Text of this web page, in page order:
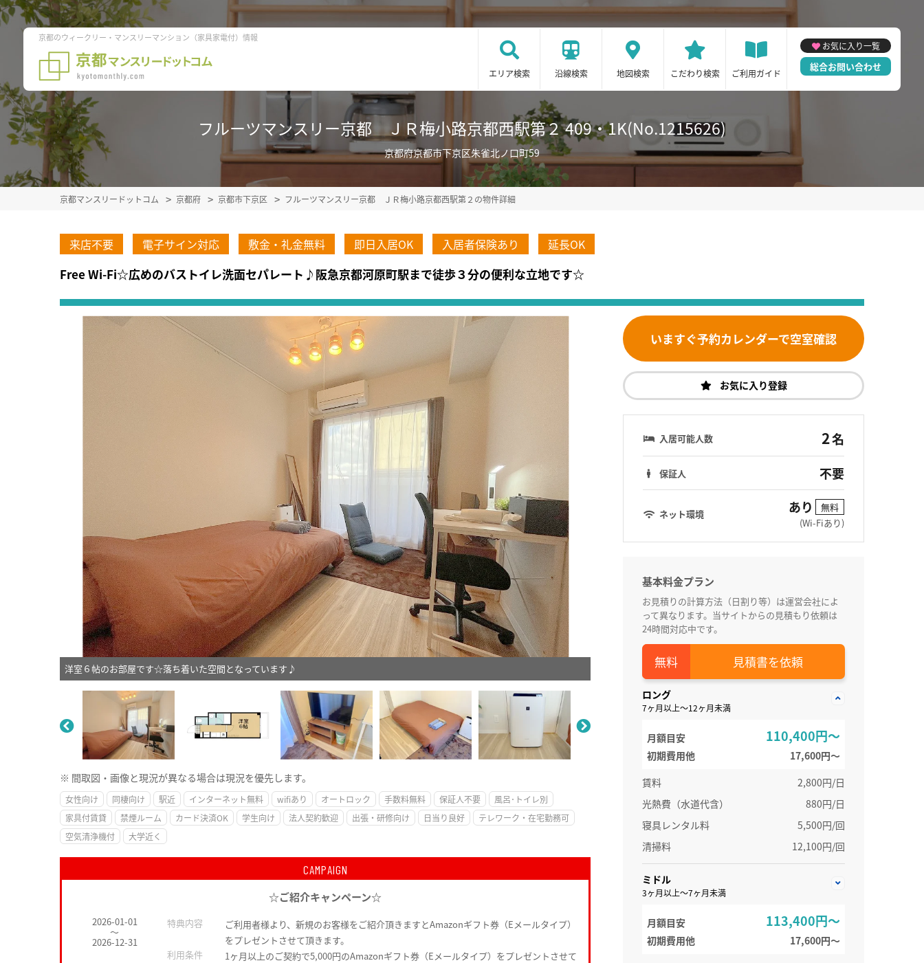
京都のウィークリー・マンスリーマンション（家具家電付）情報
エリア検索 沿線検索 地図検索 こだわり検索 ご利用ガイド
お気に入り一覧
総合お問い合わせ
フルーツマンスリー京都 ＪＲ梅小路京都西駅第２ 409・1K(No.1215626)
京都府京都市下京区朱雀北ノ口町59
京都マンスリードットコム 京都府 京都市下京区 フルーツマンスリー京都 ＪＲ梅小路京都西駅第２の物件詳細
来店不要 電子サイン対応 敷金・礼金無料 即日入居OK 入居者保険あり 延長OK
Free Wi-Fi☆広めのバストイレ洗面セパレート♪阪急京都河原町駅まで徒歩３分の便利な立地です☆
洋室６帖のお部屋です☆落ち着いた空間となっています♪
※ 間取図・画像と現況が異なる場合は現況を優先します。
女性向け 同棲向け 駅近 インターネット無料 wifiあり オートロック 手数料無料 保証人不要
風呂･トイレ別
家具付賃貸
禁煙ルーム カード決済OK 学生向け 法人契約歓迎 出張・研修向け 日当り良好
テレワーク・在宅勤務可
空気清浄機付
大学近く
CAMPAIGN
☆ご紹介キャンペーン☆
2026-01-01
～
2026-12-31
特典内容
ご利用者様より、新規のお客様をご紹介頂きますとAmazonギフト券（Eメールタイプ）
をプレゼントさせて頂きます。
利用条件
1ヶ月以上のご契約で5,000円のAmazonギフト券（Eメールタイプ）をプレゼントさせて
いますぐ予約カレンダーで空室確認
お気に入り登録
入居可能人数 2名
保証人 不要
ネット環境 あり
無料
(Wi-Fiあり)
基本料金プラン
お見積りの計算方法（日割り等）は運営会社によ
って異なります。当サイトからの見積もり依頼は
24時間対応中です。
見積書を依頼
ロング
7ヶ月以上～12ヶ月未満
月額目安 110,400円～
初期費用他
17,600円〜
賃料
2,800円/日
光熱費（水道代含）
880円/日
寝具レンタル料
5,500円/回
清掃料
12,100円/回
ミドル
3ヶ月以上～7ヶ月未満
月額目安 113,400円～
初期費用他 17,600円〜